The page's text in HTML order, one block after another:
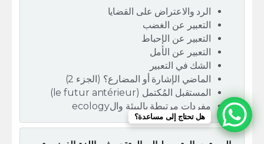
الرد والاعتراض على القضايا
التعبير عن الغضب
التعبير عن الإحباط
التعبير عن الأمل
الشك في التعبير
الماضي الإشارة أو المضارع؟ (الجزء 2)
المستقبل المُكتمل (le futur antérieur)
مفردات مرتبطة بالبيئة والecology
هل تحتاج إلى مساعدة؟